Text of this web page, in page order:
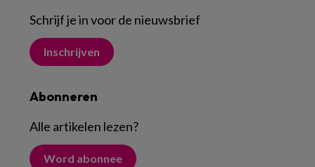
Schrijf je in voor de nieuwsbrief
Inschrijven
Abonneren
Alle artikelen lezen?
Word abonnee